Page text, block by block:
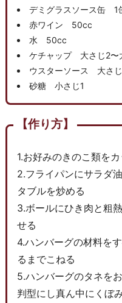
デミグラスソース缶 1
赤ワイン 50cc
水 50cc
ケチャップ 大さじ2〜
ウスターソース 大さ
砂糖 小さじ1
【作り方】
1.お好みのきのこ類をカ
2.フライパンにサラダ
タブルを炒める
3.ボールにひき肉と粗
せる
4.ハンバーグの材料を
るまでこねる
5.ハンバーグのタネを
判型にし真ん中にくぼ